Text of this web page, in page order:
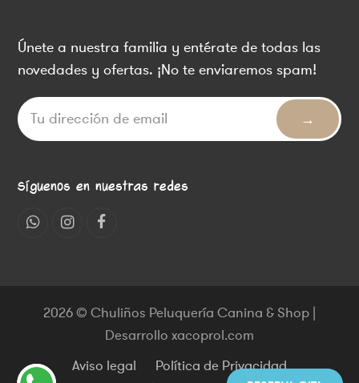
Únete a nuestra familia y entérate de todas las
novedades y ofertas. ¡No te enviaremos spam!
Síguenos en nuestras redes
Whatsapp
InstagramFacebook
2026 © Chuliños Peluquería Canina & Shop |
Desarrollo xacoprol.com
Aviso legal
Política de Privacidad